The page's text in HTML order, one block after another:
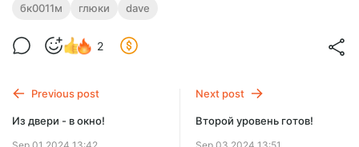
Телепорты готовы
Сегодня добил телепорты во втором уровне. Были
небольшие глюки из-за неверного вычисления величины
бк0011м глюки dave
2
Previous post
Из двери - в окно!
Next post
Второй уровень готов!